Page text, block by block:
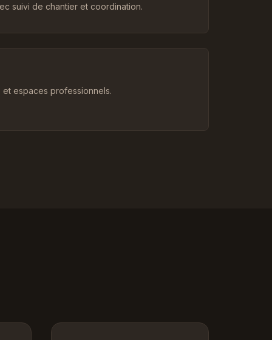
suivi de chantier et coordination.
et espaces professionnels.